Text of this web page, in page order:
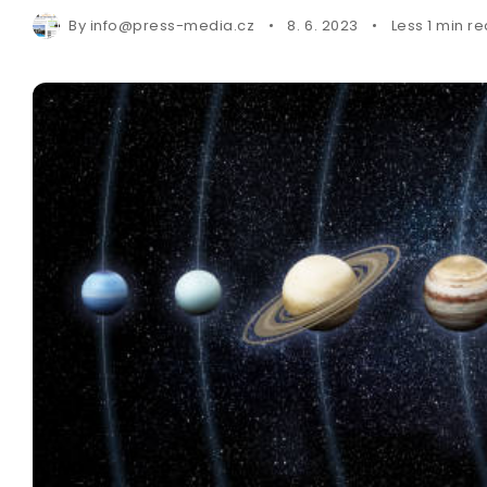
By info@press-media.cz 8. 6. 2023 Less 1 min